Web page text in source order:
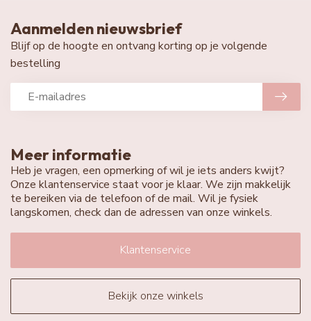
Meer informatie
Heb je vragen, een opmerking of wil je iets anders kwijt?
Onze klantenservice staat voor je klaar. We zijn makkelijk
te bereiken via de telefoon of de mail. Wil je fysiek
langskomen, check dan de adressen van onze winkels.
Klantenservice
Bekijk onze winkels
Aanmelden nieuwsbrief
Blijf op de hoogte en ontvang korting op je volgende
bestelling